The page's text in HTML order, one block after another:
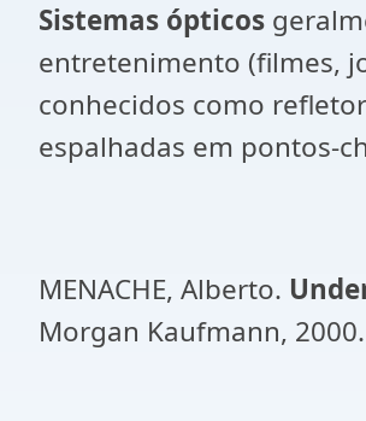
Sistemas ópticos
entretenimento (filmes,
conhecidos como
espalhadas em pontos-
MENACHE, Alberto.
Morgan Kaufmann,